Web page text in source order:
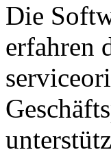
Die
erfahren